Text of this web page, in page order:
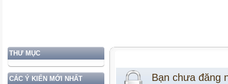
THƯ MỤC
CÁC Ý KIẾN MỚI NHẤT Bạn chưa đăng